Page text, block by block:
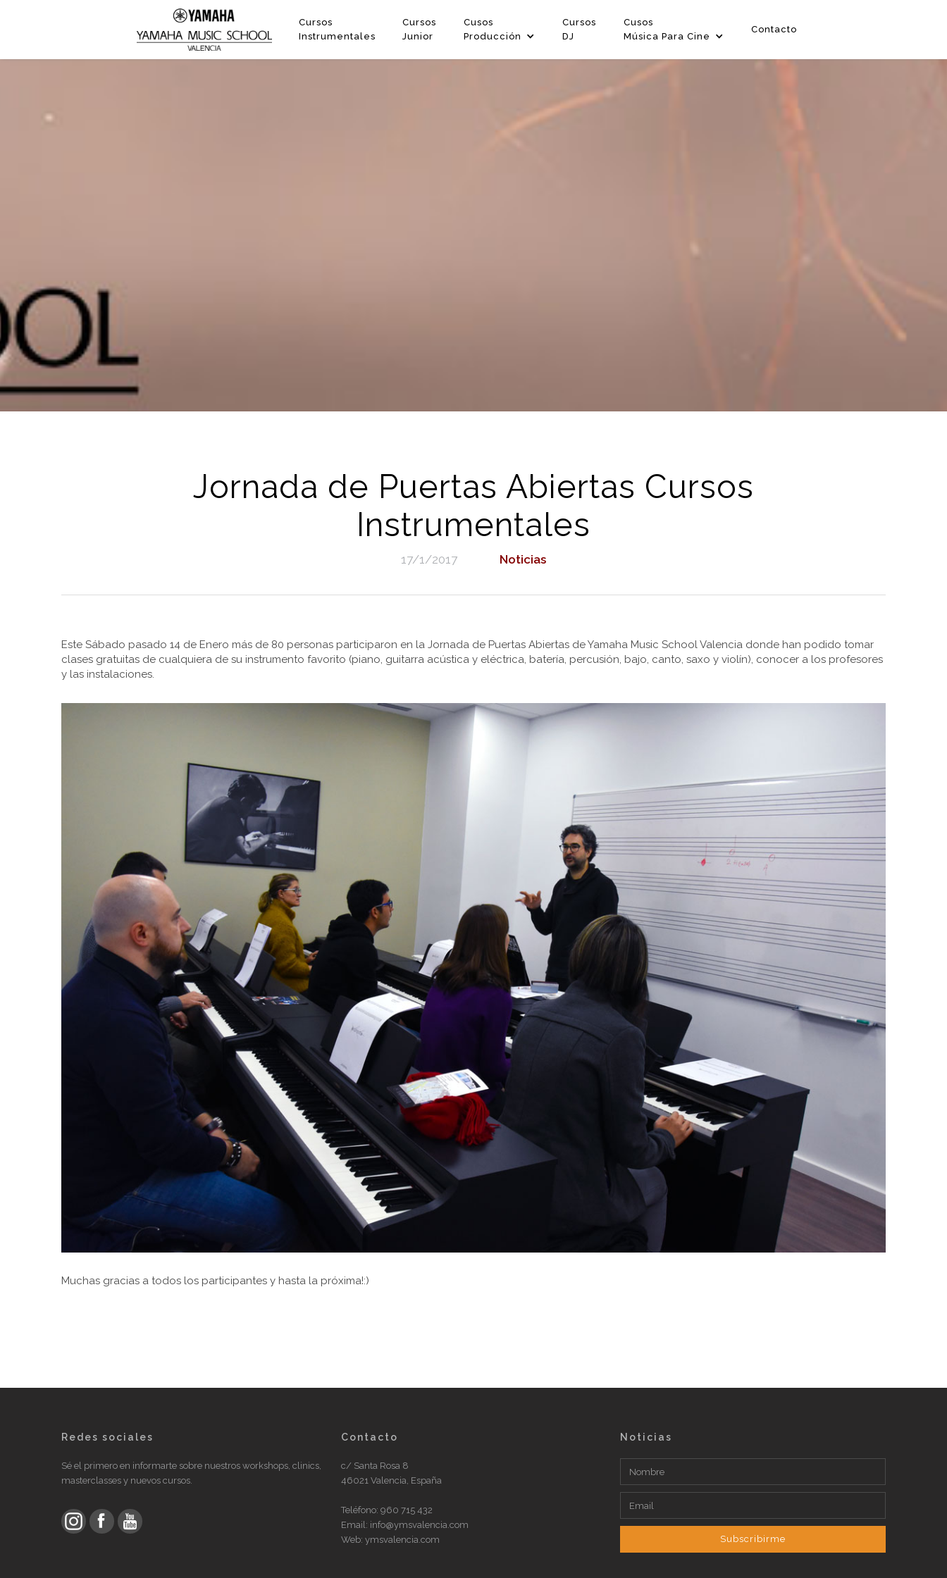
Cursos
Instrumentales
Cursos
Junior
Cusos
Producción
Cursos
DJ
Cusos
Música Para Cine
Contacto
Jornada de Puertas Abiertas Cursos
Instrumentales
17/1/2017 Noticias
Este Sábado pasado 14 de Enero más de 80 personas participaron en la Jornada de Puertas Abiertas de Yamaha Music School Valencia donde han podido tomar
clases gratuitas de cualquiera de su instrumento favorito (piano, guitarra acústica y eléctrica, batería, percusión, bajo, canto, saxo y violín), conocer a los profesores
y las instalaciones.
Muchas gracias a todos los participantes y hasta la próxima!:)
Redes sociales
Sé el primero en informarte sobre nuestros workshops, clinics,
masterclasses y nuevos cursos.
Contacto
c/ Santa Rosa 8
46021 Valencia, España
Teléfono: 960 715 432
Email: info@ymsvalencia.com
Web: ymsvalencia.com
Noticias